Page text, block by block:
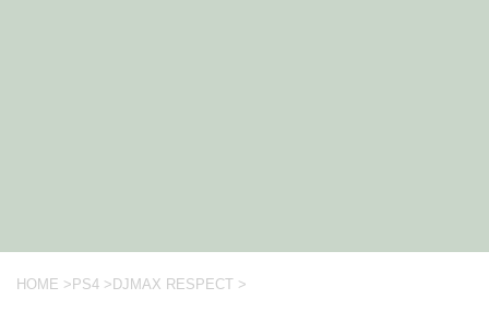
HOME >PS4 >DJMAX RESPECT >